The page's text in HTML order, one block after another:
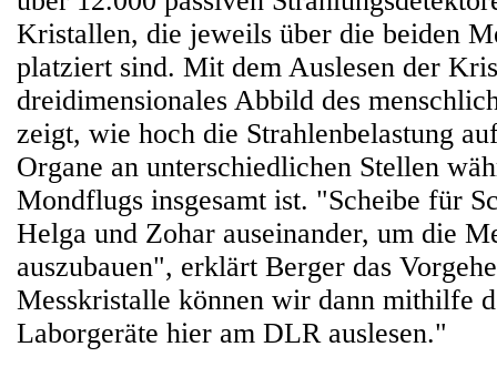
Kristallen, die jeweils über die beiden
platziert sind. Mit dem Auslesen der
dreidimensionales Abbild des
zeigt, wie hoch die Strahlenbelastung
Organe an unterschiedlichen Stellen
Mondflugs insgesamt ist. "Scheibe für
Helga und Zohar auseinander, um die
auszubauen", erklärt Berger das
Messkristalle können wir dann mithilfe
Laborgeräte hier am DLR auslesen."